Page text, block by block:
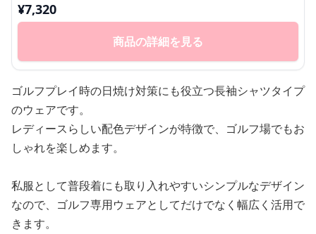
¥7,320
商品の詳細を見る
ゴルフプレイ時の日焼け対策にも役立つ長袖シャツタイプ
のウェアです。
レディースらしい配色デザインが特徴で、ゴルフ場でもお
しゃれを楽しめます。
私服として普段着にも取り入れやすいシンプルなデザイン
なので、ゴルフ専用ウェアとしてだけでなく幅広く活用で
きます。